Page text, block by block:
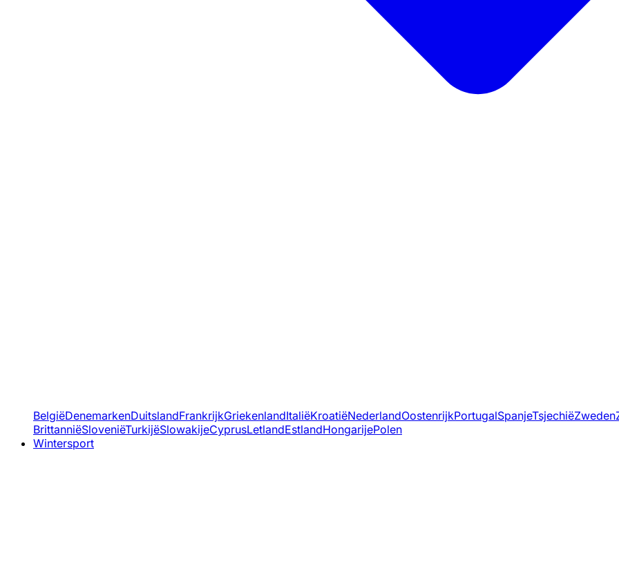
BelgiëDenemarkenDuitslandFrankrijkGriekenlandItaliëKroatiëNederlandOostenrijkPortugalSpanjeTsjechiëZweden
BrittanniëSloveniëTurkijëSlowakijeCyprusLetlandEstlandHongarijePolen
Wintersport